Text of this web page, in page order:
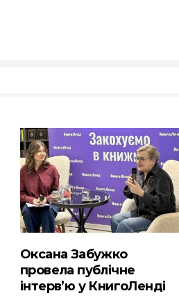
Оксана Забужко
провела публічне
інтерв’ю у КнигоЛенді